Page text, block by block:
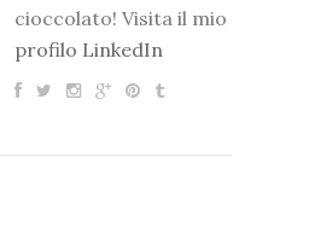
cioccolato! Visita il mio
profilo LinkedIn